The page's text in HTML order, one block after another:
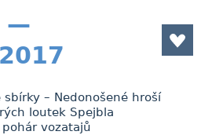
—
sbírky – Nedonošené hroší
loutek Spejbla
pohár vozatajů